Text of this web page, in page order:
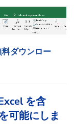
料ダウンロー
を含
可能にしま